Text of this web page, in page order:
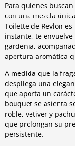
Para quienes
con una mezcla
Toilette de Revlon
instante, te
gardenia,
apertura aromática
A medida que la
despliega una
que aporta un
bouquet se asienta
roble, vetiver y
que prolongan su
persistente.